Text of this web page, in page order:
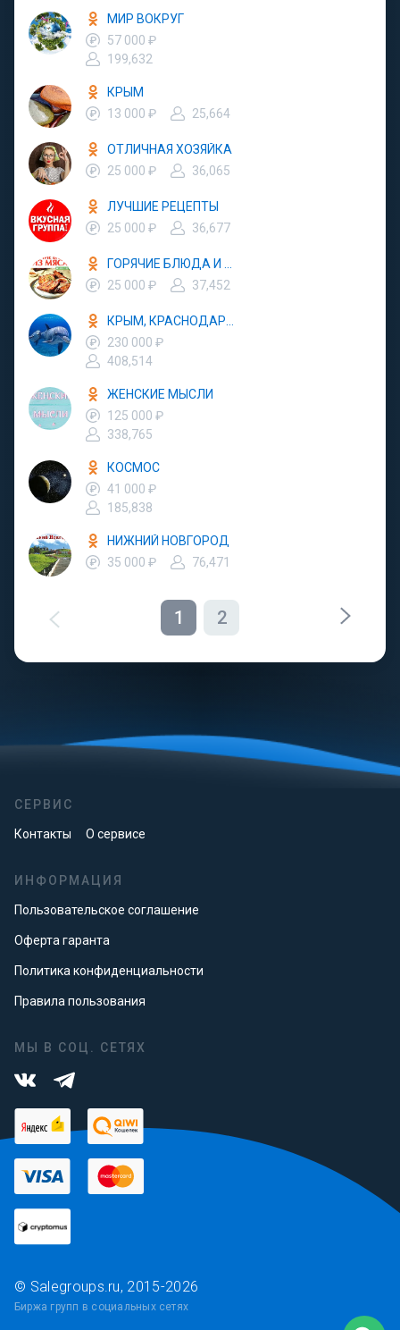
МИР ВОКРУГ
57 000 ₽
199,632
КРЫМ
13 000 ₽
25,664
ОТЛИЧНАЯ ХОЗЯЙКА
25 000 ₽
36,065
ЛУЧШИЕ РЕЦЕПТЫ
25 000 ₽
36,677
25 000 ₽
37,452
230 000 ₽
408,514
ЖЕНСКИЕ МЫСЛИ
125 000 ₽
338,765
КОСМОС
41 000 ₽
185,838
НИЖНИЙ НОВГОРОД
35 000 ₽
76,471
1 2
СЕРВИС
Контакты О сервисе
ИНФОРМАЦИЯ
Пользовательское соглашение
Оферта гаранта
Политика конфиденциальности
Правила пользования
МЫ В СОЦ. СЕТЯХ
© Salegroups.ru, 2015-2026
Биржа групп в социальных сетях